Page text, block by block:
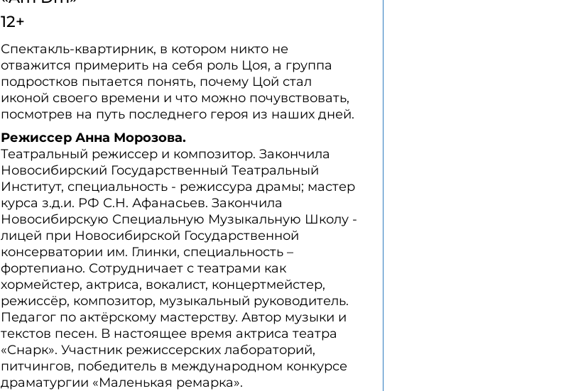
12+
Спектакль-квартирник, в котором никто не
отважится примерить на себя роль Цоя, а группа
подростков пытается понять, почему Цой стал
иконой своего времени и что можно почувствовать,
посмотрев на путь последнего героя из наших дней.
Режиссер Анна Морозова.
Театральный режиссер и композитор. Закончила
Новосибирский Государственный Театральный
Институт, специальность - режиссура драмы; мастер
курса з.д.и. РФ С.Н. Афанасьев. Закончила
Новосибирскую Специальную Музыкальную Школу -
лицей при Новосибирской Государственной
консерватории им. Глинки, специальность –
фортепиано. Сотрудничает с театрами как
хормейстер, актриса, вокалист, концертмейстер,
режиссёр, композитор, музыкальный руководитель.
Педагог по актёрскому мастерству. Автор музыки и
текстов песен. В настоящее время актриса театра
«Снарк». Участник режиссерских лабораторий,
питчингов, победитель в международном конкурсе
драматургии «Маленькая ремарка».